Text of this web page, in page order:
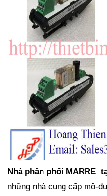
Nhà phân phối MARRE
những nhà cung cấp mô-